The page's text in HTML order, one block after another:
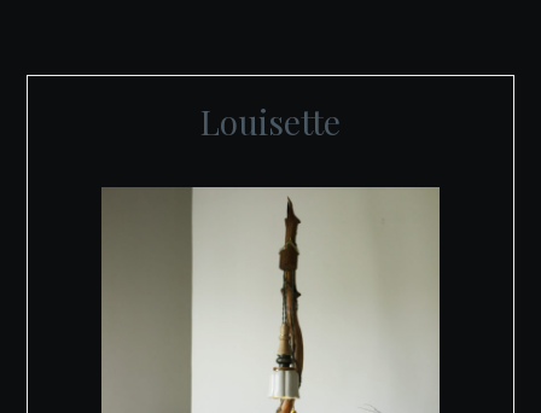
Louisette